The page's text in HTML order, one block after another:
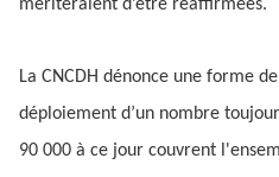
mériteraient d’être réaffirmées.
La CNCDH dénonce une forme
déploiement d’un nombre
90 000 à ce jour couvrent